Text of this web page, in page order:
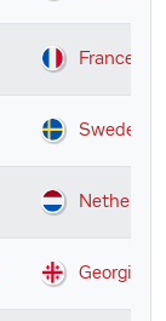
France
Sweden
Georgia